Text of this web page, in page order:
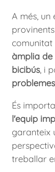
A més,
àmplia de
bicibús, i
És
l'equip
garanteix
treballar